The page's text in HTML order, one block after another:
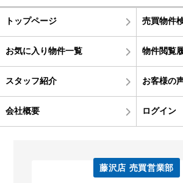
トップページ 売買物件
お気に入り物件一覧 物件閲覧
スタッフ紹介 お客様の
会社概要 ログイン
藤沢店 売買営業部